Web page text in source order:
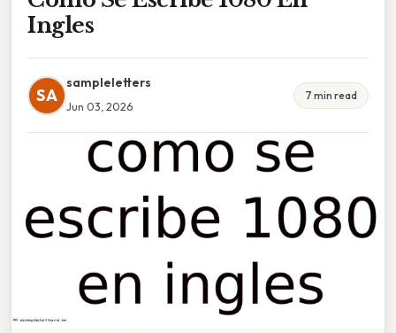
Ingles
SA
sampleletters
Jun 03, 2026
7 min read